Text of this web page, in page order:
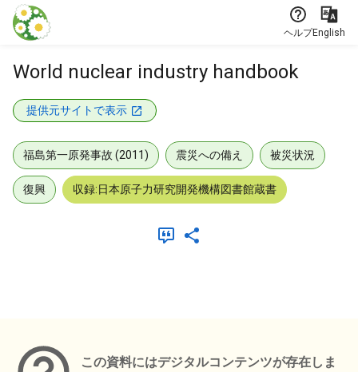
本文に飛ぶ
ヘルプEnglish
World nuclear industry handbook
提供元サイトで表示
福島第一原発事故 (2011) 震災への備え 被災状況
復興 収録:日本原子力研究開発機構図書館蔵書
この資料にはデジタルコンテンツが存在しま